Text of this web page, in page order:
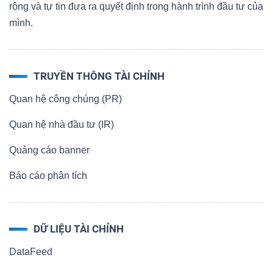
rộng và tự tin đưa ra quyết định trong hành trình đầu tư của
mình.
TRUYỀN THÔNG TÀI CHÍNH
Quan hệ công chúng (PR)
Quan hệ nhà đầu tư (IR)
Quảng cáo banner
Báo cáo phân tích
DỮ LIỆU TÀI CHÍNH
DataFeed